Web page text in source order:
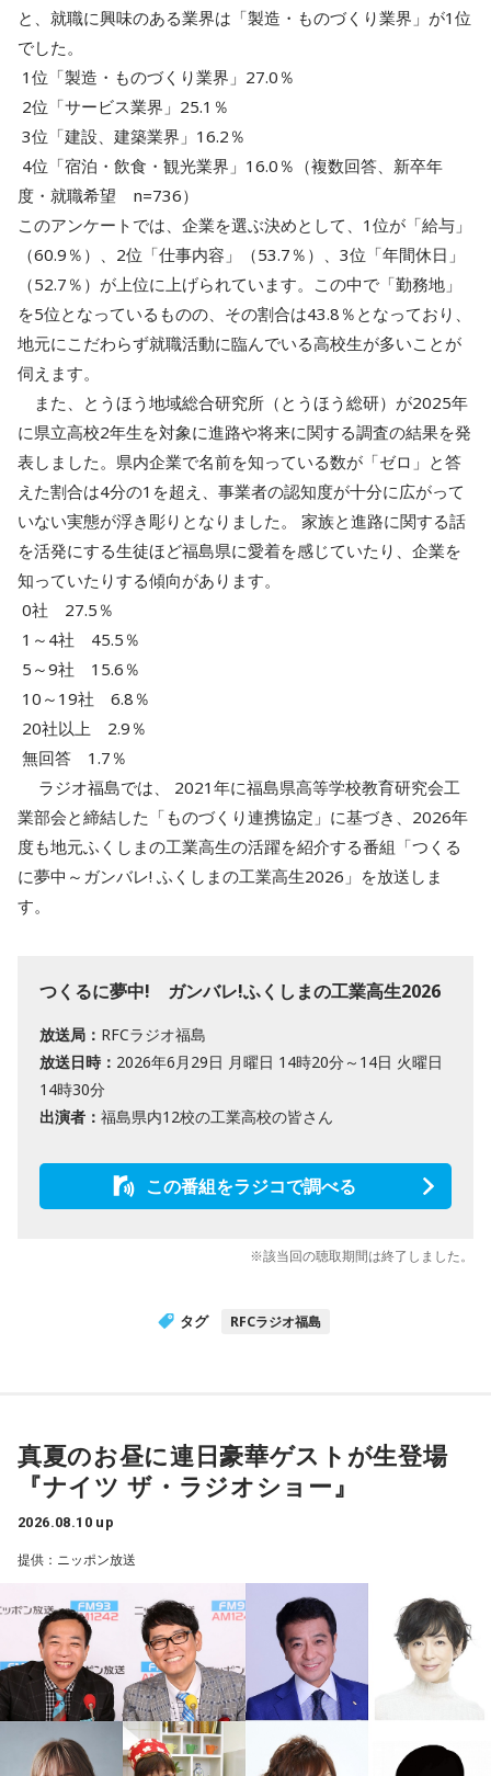
と、就職に興味のある業界は「製造・ものづくり業界」が1位
でした。
1位「製造・ものづくり業界」27.0％
2位「サービス業界」25.1％
3位「建設、建築業界」16.2％
4位「宿泊・飲食・観光業界」16.0％（複数回答、新卒年
度・就職希望 n=736）
このアンケートでは、企業を選ぶ決めとして、1位が「給与」
（60.9％）、2位「仕事内容」（53.7％）、3位「年間休日」
（52.7％）が上位に上げられています。この中で「勤務地」
を5位となっているものの、その割合は43.8％となっており、
地元にこだわらず就職活動に臨んでいる高校生が多いことが
伺えます。
また、とうほう地域総合研究所（とうほう総研）が2025年
に県立高校2年生を対象に進路や将来に関する調査の結果を発
表しました。県内企業で名前を知っている数が「ゼロ」と答
えた割合は4分の1を超え、事業者の認知度が十分に広がって
いない実態が浮き彫りとなりました。 家族と進路に関する話
を活発にする生徒ほど福島県に愛着を感じていたり、企業を
知っていたりする傾向があります。
0社 27.5％
1～4社 45.5％
5～9社 15.6％
10～19社 6.8％
20社以上 2.9％
無回答 1.7％
ラジオ福島では、 2021年に福島県高等学校教育研究会工
業部会と締結した「ものづくり連携協定」に基づき、2026年
度も地元ふくしまの工業高生の活躍を紹介する番組「つくる
に夢中～ガンバレ! ふくしまの工業高生2026」を放送しま
す。
つくるに夢中! ガンバレ!ふくしまの工業高生2026
放送局： RFCラジオ福島
放送日時： 2026年6月29日 月曜日 14時20分～14日 火曜日
14時30分
出演者： 福島県内12校の工業高校の皆さん
この番組をラジコで調べる
※該当回の聴取期間は終了しました。
タグ RFCラジオ福島
真夏のお昼に連日豪華ゲストが生登場
『ナイツ ザ・ラジオショー』
2026.08.10 up
提供：ニッポン放送